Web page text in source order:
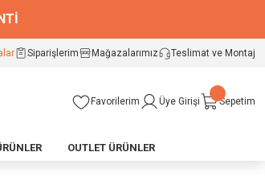
Siparişlerim Mağazalarımız Teslimat ve Montaj
Favorilerim Üye Girişi Sepetim
OUTLET ÜRÜNLER